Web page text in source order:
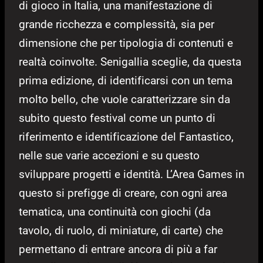
di gioco in Italia, una manifestazione di
grande ricchezza e complessità, sia per
dimensione che per tipologia di contenuti e
realtà coinvolte. Senigallia sceglie, da questa
prima edizione, di identificarsi con un tema
molto bello, che vuole caratterizzare sin da
subito questo festival come un punto di
riferimento e identificazione del Fantastico,
nelle sue varie accezioni e su questo
sviluppare progetti e identità. L’Area Games in
questo si prefigge di creare, con ogni area
tematica, una continuità con giochi (da
tavolo, di ruolo, di miniature, di carte) che
permettano di entrare ancora di più a far